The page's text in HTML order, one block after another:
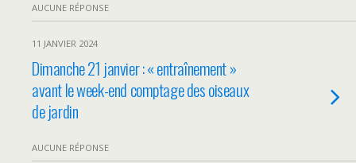
AUCUNE RÉPONSE
11 JANVIER 2024
Dimanche 21 janvier : « entraînement »
avant le week-end comptage des oiseaux
de jardin
AUCUNE RÉPONSE